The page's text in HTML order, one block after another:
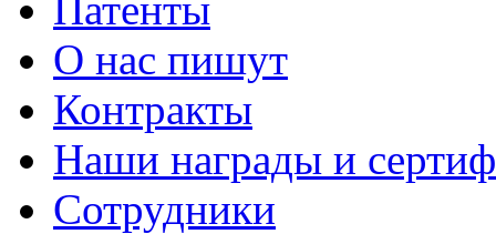
О нас пишут
Контракты
Наши награды и
Сотрудники